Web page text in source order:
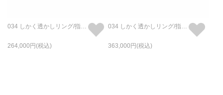
034 しかく透かしリング/指輪 M - K18/イエローゴールド
264,000 363,000